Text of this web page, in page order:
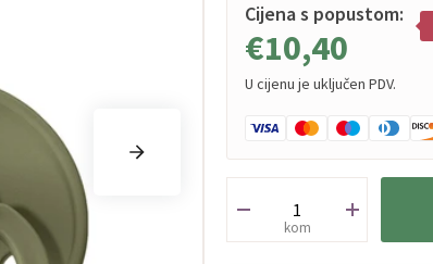
Cijena s popustom:
€10,40
U cijenu je uključen PDV.
kom